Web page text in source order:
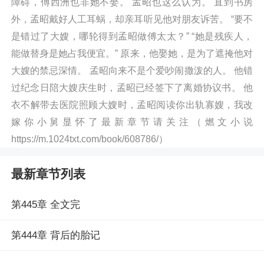
外，孟昭戴好人工耳蜗，却亲耳听见他对朋友诉苦。 “要不
是错过了大嫂，哪轮得到孟昭做傅太太？” “她是残疾人，
能做替身是她占我便宜。” 原来，他娶她，是为了遮掩他对
大嫂的禁忌深情。 孟昭向来不是个爱吵闹撒泼的人。 他错
过纪念日陪大嫂庆生时，孟昭已经签下了离婚协议书。 他
衣不解带去医院照顾大嫂时，孟昭阅读你出轨寡嫂，我改
嫁你小舅显怀了最新章节请关注（燃文小说
https://m.1024txt.com/book/608786/）
最新章节列表
第445章 全文完
第444章 背后的胎记